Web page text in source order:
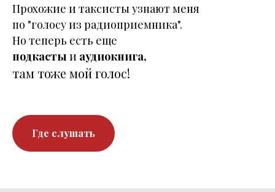
Прохожие и таксисты узнают меня
по "голосу из радиоприемника".
Но теперь есть еще
подкасты и аудиокнига,
там тоже мой голос!
Где слушать